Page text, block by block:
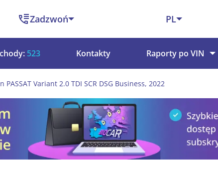
Zadzwoń PL
523 Kontakty Raporty po VIN
PASSAT Variant 2.0 TDI SCR DSG Business, 2022